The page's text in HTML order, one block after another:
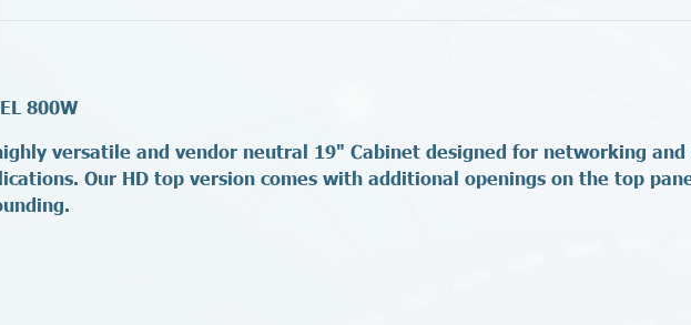
800W
versatile and vendor neutral 19" Cabinet designed for networking
Our HD top version comes with additional openings on the top